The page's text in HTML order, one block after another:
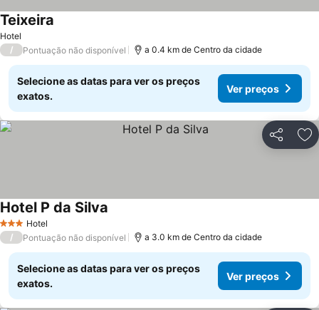
Hotel
Teixeira
/ Pontuação não disponível a 0.4 km de Centro da cidade
Selecione as datas para ver os preços
exatos.
Ver preços
Partilhar
3 EstrelasHotel
Hotel P da Silva
/ Pontuação não disponível a 3.0 km de Centro da cidade
Selecione as datas para ver os preços
exatos.
Ver preços